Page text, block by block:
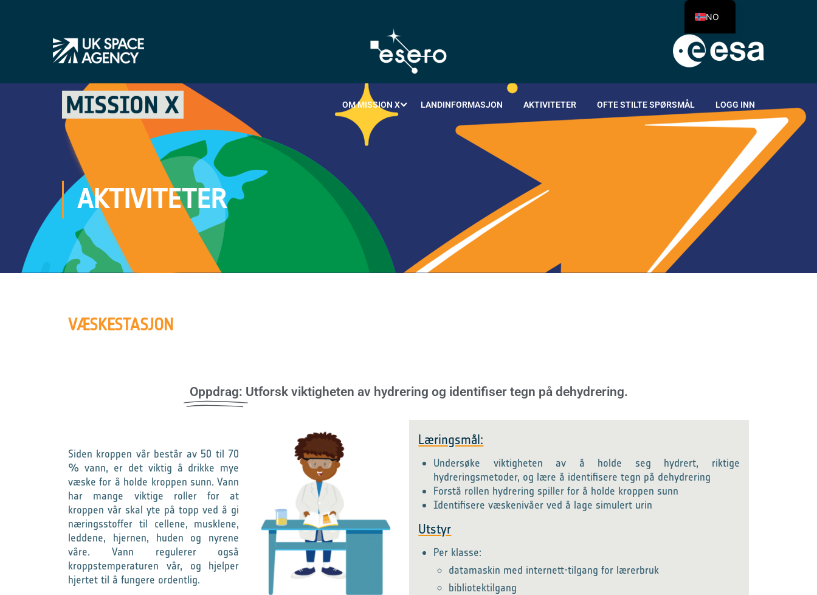
OM MISSION X LANDINFORMASJON AKTIVITETER OFTE STILTE SPØRSMÅL LOGG INN
AKTIVITETER
VÆSKESTASJON
Oppdrag: Utforsk viktigheten av hydrering og identifiser tegn på dehydrering.
Siden kroppen vår består av 50 til 70
% vann, er det viktig å drikke mye
væske for å holde kroppen sunn. Vann
har mange viktige roller for at
kroppen vår skal yte på topp ved å gi
næringsstoffer til cellene, musklene,
leddene, hjernen, huden og nyrene
våre. Vann regulerer også
kroppstemperaturen vår, og hjelper
hjertet til å fungere ordentlig.
Læringsmål:
Undersøke viktigheten av å holde seg hydrert, riktige
hydreringsmetoder, og lære å identifisere tegn på dehydrering
Forstå rollen hydrering spiller for å holde kroppen sunn
Identifisere væskenivåer ved å lage simulert urin
Utstyr
Per klasse:
datamaskin med internett-tilgang for lærerbruk
bibliotektilgang
NO